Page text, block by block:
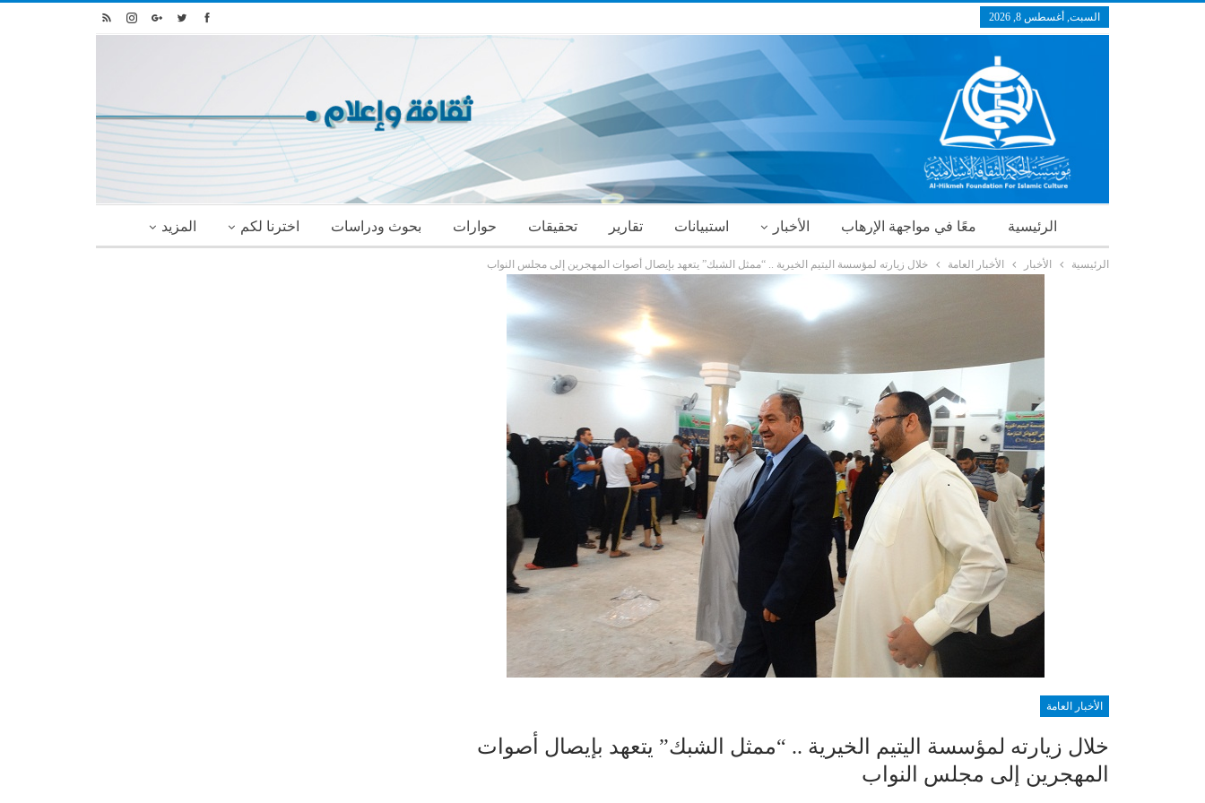
السبت, أغسطس 8, 2026
الرئيسية معًا في مواجهة الإرهاب الأخبار استبيانات تقارير تحقيقات حوارات بحوث ودراسات اخترنا لكم المزيد
الرئيسية الأخبار الأخبار العامة خلال زيارته لمؤسسة اليتيم الخيرية .. “ممثل الشبك” يتعهد بإيصال أصوات المهجرين إلى مجلس النواب
الأخبار العامة
خلال زيارته لمؤسسة اليتيم الخيرية .. “ممثل الشبك” يتعهد بإيصال أصوات
المهجرين إلى مجلس النواب